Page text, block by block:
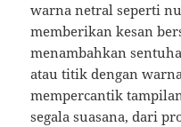
warna netral seperti
memberikan kesan
menambahkan
atau titik dengan
mempercantik
segala suasana, dari